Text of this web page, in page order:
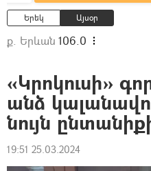
Երեկ Այսօր
ք. Երևան 106.0
«Կրոկուսի»
անձ
նույն
19:51 25.03.2024